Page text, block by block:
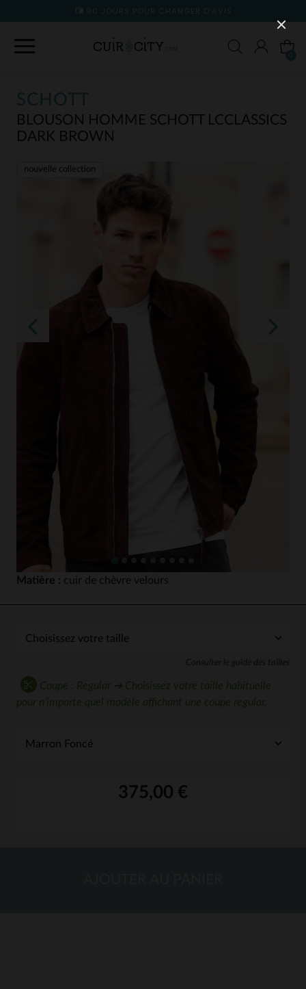
90 JOURS POUR CHANGER D'AVIS
SCHOTT
BLOUSON HOMME SCHOTT LCCLASSICS
DARK BROWN
nouvelle collection
Matière : cuir de chèvre velours
Consulter le guide des tailles
Coupe : Regular ➔ Choisissez votre taille habituelle
pour n'importe quel modèle affichant une coupe regular.
375,00 €